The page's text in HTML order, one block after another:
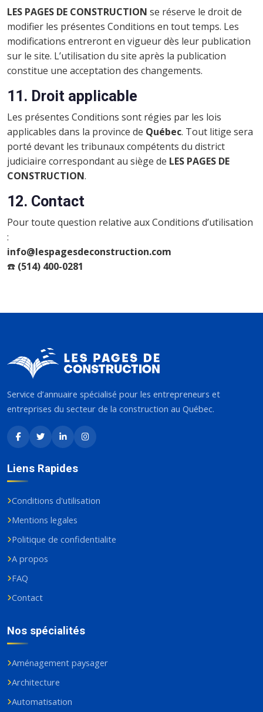
LES PAGES DE CONSTRUCTION se réserve le droit de
modifier les présentes Conditions en tout temps. Les
modifications entreront en vigueur dès leur publication
sur le site. L’utilisation du site après la publication
constitue une acceptation des changements.
11. Droit applicable
Les présentes Conditions sont régies par les lois
applicables dans la province de Québec. Tout litige sera
porté devant les tribunaux compétents du district
judiciaire correspondant au siège de LES PAGES DE
CONSTRUCTION.
12. Contact
Pour toute question relative aux Conditions d’utilisation
:
info@lespagesdeconstruction.com
☎️ (514) 400-0281
Service d’annuaire spécialisé pour les entrepreneurs et
entreprises du secteur de la construction au Québec.
Liens Rapides
Conditions d'utilisation
Mentions legales
Politique de confidentialite
A propos
FAQ
Contact
Nos spécialités
Aménagement paysager
Architecture
Automatisation